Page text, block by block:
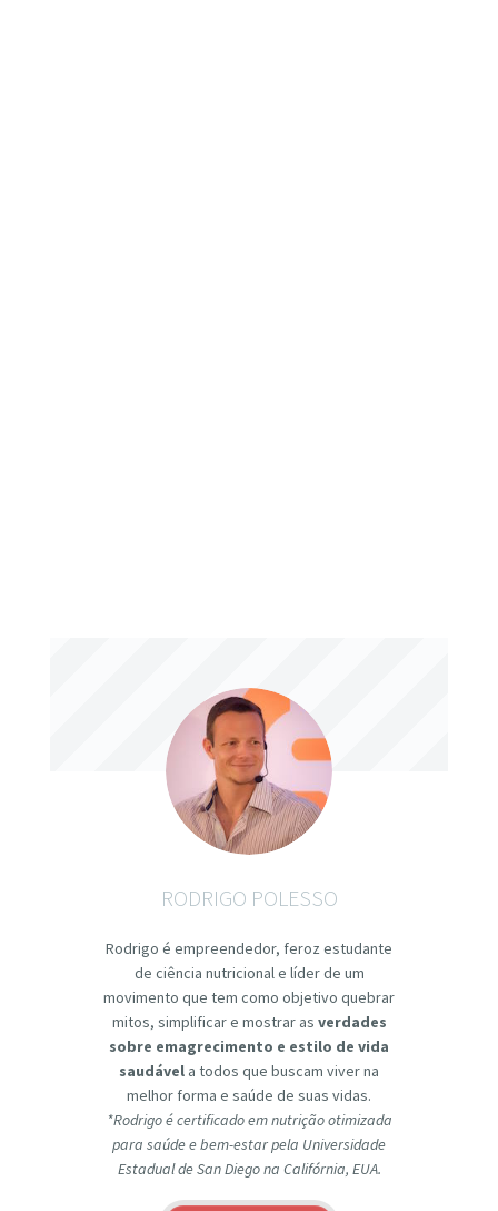
RODRIGO POLESSO
Rodrigo é empreendedor, feroz estudante
de ciência nutricional e líder de um
movimento que tem como objetivo quebrar
mitos, simplificar e mostrar as verdades
sobre emagrecimento e estilo de vida
saudável a todos que buscam viver na
melhor forma e saúde de suas vidas.
*Rodrigo é certificado em nutrição otimizada
para saúde e bem-estar pela Universidade
Estadual de San Diego na Califórnia, EUA.